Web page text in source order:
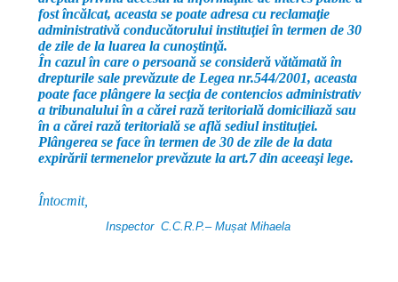
fost încălcat, aceasta se poate adresa cu reclamaţie
administrativă conducătorului instituţiei în termen de 30
de zile de la luarea la cunoştinţă.
În cazul în care o persoană se consideră vătămată în
drepturile sale prevăzute de Legea nr.544/2001, aceasta
poate face plângere la secţia de contencios administrativ
a tribunalului în a cărei rază teritorială domiciliază sau
în a cărei rază teritorială se află sediul instituţiei.
Plângerea se face în termen de 30 de zile de la data
expirării termenelor prevăzute la art.7 din aceeaşi lege.
Inspector C.C.R.P.– Mușat Mihaela